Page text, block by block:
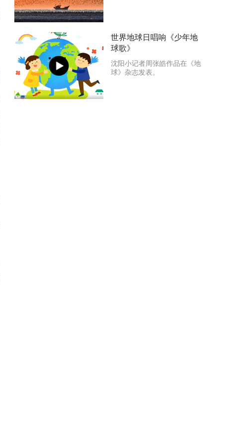
世界地球日唱响《少年地
球歌》
沈阳小记者周张皓作品在《地
球》杂志发表。